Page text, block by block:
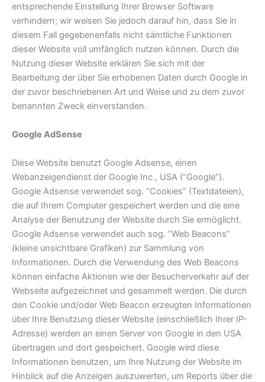
entsprechende Einstellung Ihrer Browser Software
verhindern; wir weisen Sie jedoch darauf hin, dass Sie in
diesem Fall gegebenenfalls nicht sämtliche Funktionen
dieser Website voll umfänglich nutzen können. Durch die
Nutzung dieser Website erklären Sie sich mit der
Bearbeitung der über Sie erhobenen Daten durch Google in
der zuvor beschriebenen Art und Weise und zu dem zuvor
benannten Zweck einverstanden.
Google AdSense
Diese Website benutzt Google Adsense, einen
Webanzeigendienst der Google Inc., USA (”Google”).
Google Adsense verwendet sog. ”Cookies” (Textdateien),
die auf Ihrem Computer gespeichert werden und die eine
Analyse der Benutzung der Website durch Sie ermöglicht.
Google Adsense verwendet auch sog. ”Web Beacons”
(kleine unsichtbare Grafiken) zur Sammlung von
Informationen. Durch die Verwendung des Web Beacons
können einfache Aktionen wie der Besucherverkehr auf der
Webseite aufgezeichnet und gesammelt werden. Die durch
den Cookie und/oder Web Beacon erzeugten Informationen
über Ihre Benutzung dieser Website (einschließlich Ihrer IP-
Adresse) werden an einen Server von Google in den USA
übertragen und dort gespeichert. Google wird diese
Informationen benutzen, um Ihre Nutzung der Website im
Hinblick auf die Anzeigen auszuwerten, um Reports über die